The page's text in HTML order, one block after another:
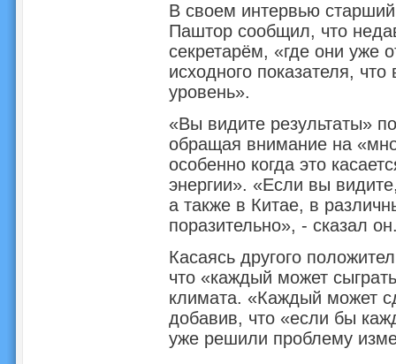
В своем интервью
Паштор сообщил, что
секретарём, «где они уже
исходного показателя,
уровень».
«Вы видите результаты»
обращая внимание на
особенно когда это
энергии». «Если вы
а также в Китае, в
поразительно», - сказал
Касаясь другого
что «каждый может
климата. «Каждый может
добавив, что «если бы
уже решили проблему